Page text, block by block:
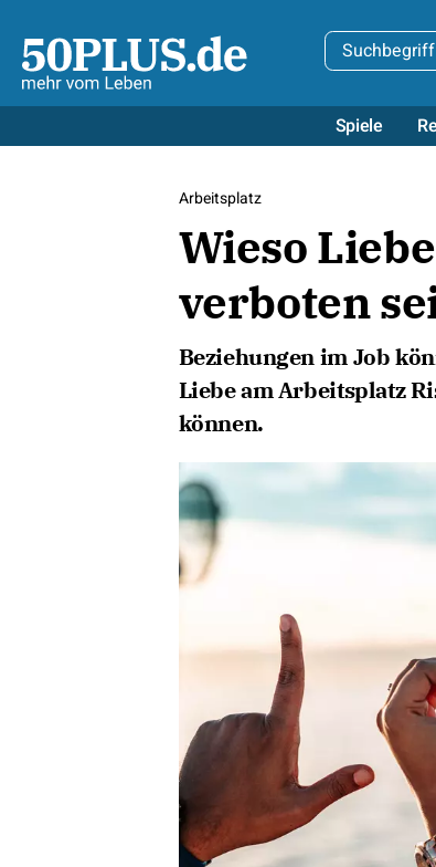
Spiele
Arbeitsplatz
Wieso
verboten
Beziehungen im Job
Liebe am Arbeitsplatz
können.